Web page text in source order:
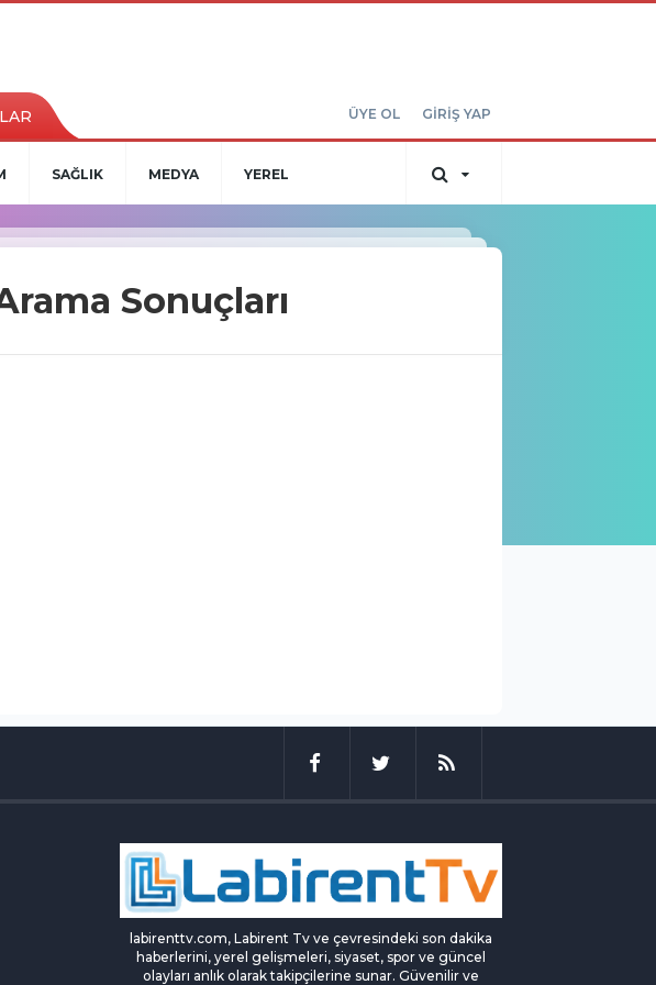
ÜYE OL GİRİŞ YAP
SAĞLIK MEDYA YEREL
Sonuçları
labirenttv.com, Labirent Tv ve çevresindeki son dakika
haberlerini, yerel gelişmeleri, siyaset, spor ve güncel
olayları anlık olarak takipçilerine sunar. Güvenilir ve